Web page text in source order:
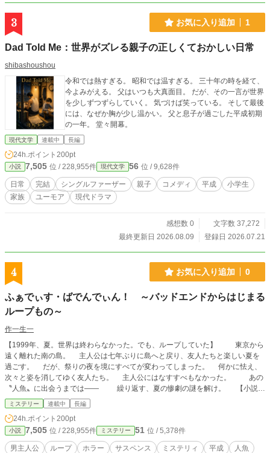
3 お気に入り追加 1
Dad Told Me：世界がズレる親子の正しくておかしい日常
shibashoushou
令和では熱すぎる。 昭和では温すぎる。 三十年の時を経て、
今よみがえる。 父はいつも大真面目。 だが、その一言が世界
を少しずつずらしていく。 気づけば笑っている。 そして最後
には、なぜか胸が少し温かい。 父と息子が過ごした平成初期
の一年。 堂々開幕。
現代文学 連載中 長編
24h.ポイント 200pt
小説 7,505 位 / 228,955件 現代文学 56 位 / 9,628件
日常 完結 シングルファーザー 親子 コメディ 平成
小学生
家族
ユーモア 現代ドラマ
感想数 0
文字数 37,272
最終更新日 2026.08.09
登録日 2026.07.21
4 お気に入り追加 0
ふぁでぃす・ばでんでぃん！ ～バッドエンドからはじまる
ループもの～
作一生一
【1999年、夏。世界は終わらなかった。でも、ループしていた】 東京から
遠く離れた南の島。 主人公は七年ぶりに島へと戻り、友人たちと楽しい夏を
過ごす。 だが、祭りの夜を境にすべてが変わってしまった。 何かに怯え、
次々と姿を消してゆく友人たち。 主人公にはなすすべもなかった。 あの
〝人魚〟に出会うまでは―― 繰り返す、夏の惨劇の謎を解け。 【小説家
になろう、カクヨム、アルファポリスで掲載しています】
ミステリー 連載中 長編
24h.ポイント 200pt
小説 7,505 位 / 228,955件 ミステリー 51 位 / 5,378件
男主人公 ループ ホラー サスペンス ミステリィ 平成
人魚